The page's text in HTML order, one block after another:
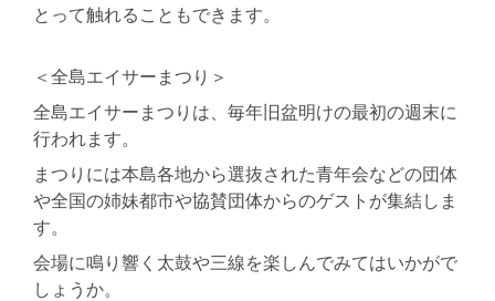
とって触れることもできます。
＜全島エイサーまつり＞
全島エイサーまつりは、毎年旧盆明けの最初の週末に
行われます。
まつりには本島各地から選抜された青年会などの団体
や全国の姉妹都市や協賛団体からのゲストが集結しま
す。
会場に鳴り響く太鼓や三線を楽しんでみてはいかがで
しょうか。